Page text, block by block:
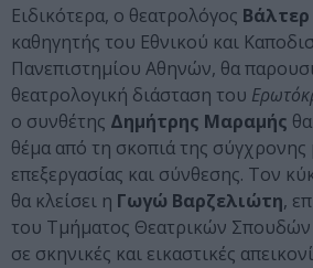
Ειδικότερα, ο θεατρολόγος
καθηγητής του Εθνικού και
Πανεπιστημίου Αθηνών, θα
θεατρολογική διάσταση του
ο συνθέτης Δημήτρης Μαραμής
θέμα από τη σκοπιά της σύγχρονης
επεξεργασίας και σύνθεσης. Τον
θα κλείσει η Γωγώ Βαρζελιώτη,
του Τμήματος Θεατρικών Σπουδών
σε σκηνικές και εικαστικές